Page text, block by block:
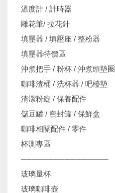
溫度計 / 計時器
雕花筆/ 拉花針
填壓器 / 填壓座 / 整粉器
填壓器特價區
沖煮把手 / 粉杯 / 沖煮頭墊圈
咖啡渣桶 / 洗杯器 / 吧檯墊
清潔粉錠 / 保養配件
儲豆罐 / 密封罐 / 保鮮盒
咖啡相關配件 / 零件
杯測專區
────────────────
玻璃量杯
玻璃咖啡壺